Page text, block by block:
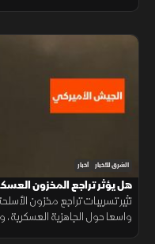
الشرق للأخبار أخبار
هل يؤثر تراجع المخزون
تثير تسريبات تراجع مخزون
واسعا حول الجاهزية